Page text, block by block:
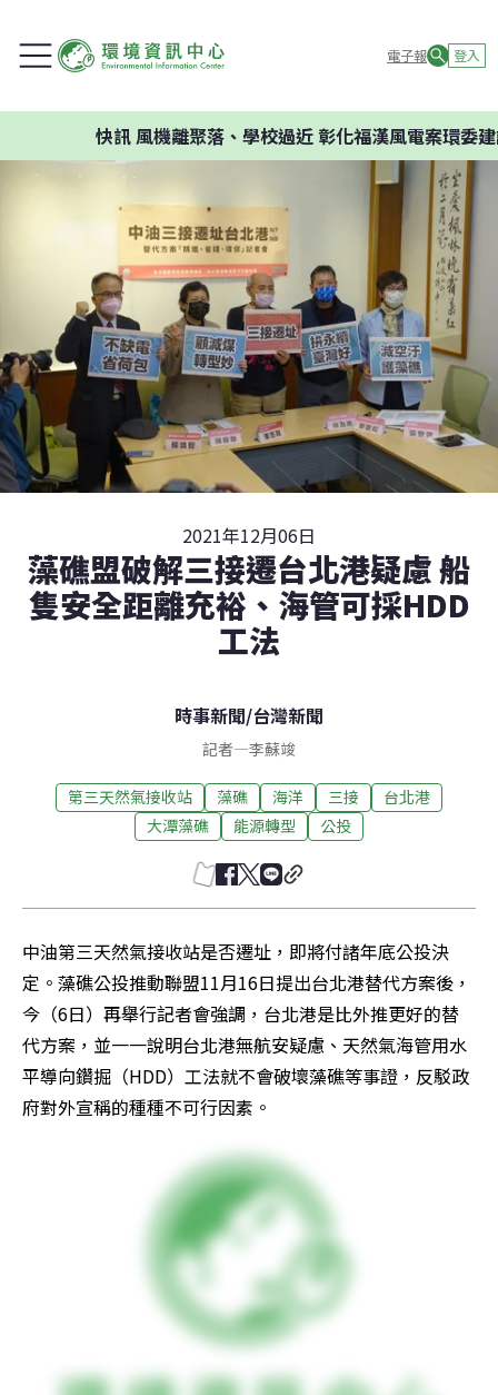
電子報 登入
風機離聚落、學校過近 彰化福漢風電案環委建議不應
2021年12月06日
藻礁盟破解三接遷台北港疑慮 船
隻安全距離充裕、海管可採HDD
工法
時事新聞/台灣新聞
記者—李蘇竣
第三天然氣接收站 藻礁 海洋 三接
台北港
大潭藻礁
能源轉型 公投
中油第三天然氣接收站是否遷址，即將付諸年底公投決
定。藻礁公投推動聯盟11月16日提出台北港替代方案後，
今（6日）再舉行記者會強調，台北港是比外推更好的替
代方案，並一一說明台北港無航安疑慮、天然氣海管用水
平導向鑽掘（HDD）工法就不會破壞藻礁等事證，反駁政
府對外宣稱的種種不可行因素。